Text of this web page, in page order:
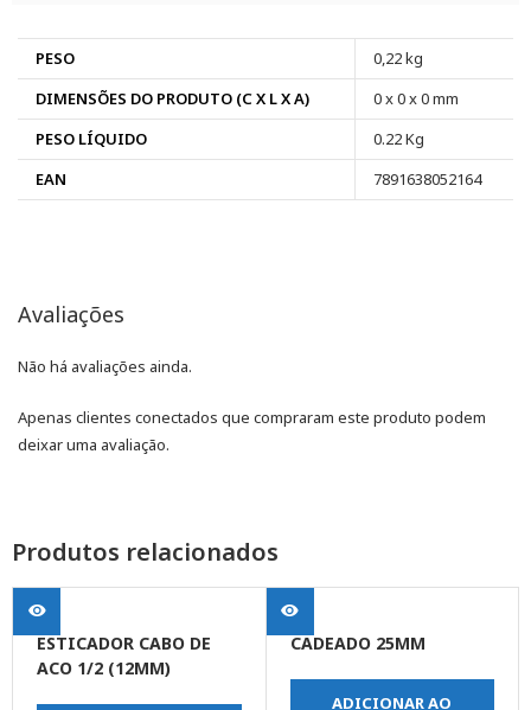
PESO
0,22 kg
DIMENSÕES DO PRODUTO (C X L X A)
0 x 0 x 0 mm
PESO LÍQUIDO
0.22 Kg
EAN
7891638052164
Avaliações
Não há avaliações ainda.
Apenas clientes conectados que compraram este produto podem
deixar uma avaliação.
Produtos relacionados
ESTICADOR CABO DE
ACO 1/2 (12MM)
CADEADO 25MM
ADICIONAR AO